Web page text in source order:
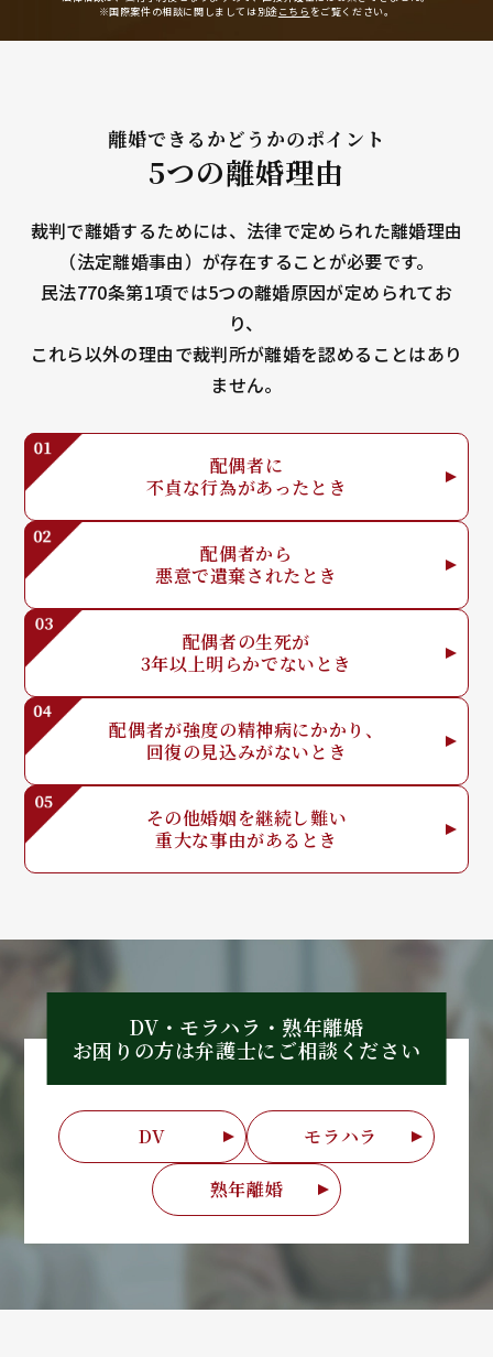
※国際案件の相談に関しましては別途こちら をご覧ください。
離婚できるかどうかのポイント
5つの離婚理由
裁判で離婚するためには、法律で定められた離婚理由
（法定離婚事由）が存在することが必要です。
民法770条第1項では5つの離婚原因が定められてお
り、
これら以外の理由で裁判所が離婚を認めることはあり
ません。
配偶者に
不貞な行為があったとき
配偶者から
悪意で遺棄されたとき
配偶者の生死が
3年以上明らかでないとき
配偶者が強度の精神病にかかり、
回復の見込みがないとき
その他婚姻を継続し難い
重大な事由があるとき
DV・モラハラ・熟年離婚
お困りの方は弁護士に ご相談ください
DV モラハラ
熟年離婚